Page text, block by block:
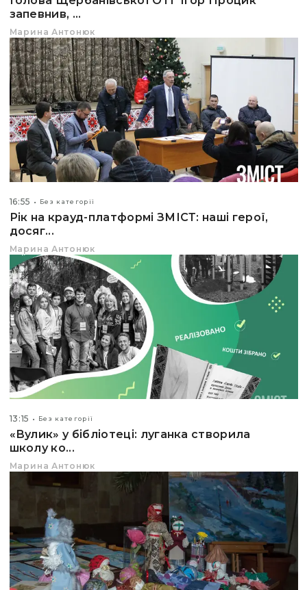
запевнив, ...
Марина Антонюк
16:55 Без категорії
Рік на крауд-платформі ЗМІСТ: наші герої,
досяг...
Марина Антонюк
13:15 Без категорії
«Вулик» у бібліотеці: луганка створила
школу ко...
Марина Антонюк